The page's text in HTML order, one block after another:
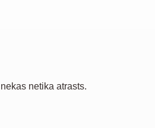
netika atrasts.